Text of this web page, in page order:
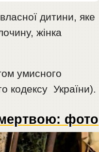
дитини, яке
жінка
умисного
кодексу України).
фото